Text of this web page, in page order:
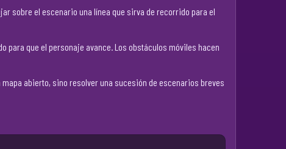
sobre el escenario una línea que sirva de recorrido para el
que el personaje avance. Los obstáculos móviles hacen
abierto, sino resolver una sucesión de escenarios breves